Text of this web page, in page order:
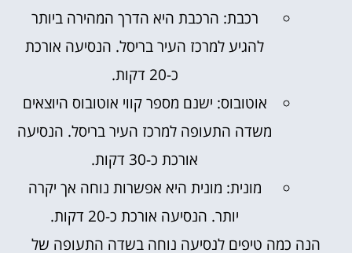
רכבת: הרכבת היא הדרך המהירה ביותר
להגיע למרכז העיר בריסל. הנסיעה אורכת
כ-20 דקות.
אוטובוס: ישנם מספר קווי אוטובוס היוצאים
משדה התעופה למרכז העיר בריסל. הנסיעה
אורכת כ-30 דקות.
מונית: מונית היא אפשרות נוחה אך יקרה
יותר. הנסיעה אורכת כ-20 דקות.
הנה כמה טיפים לנסיעה נוחה בשדה התעופה של